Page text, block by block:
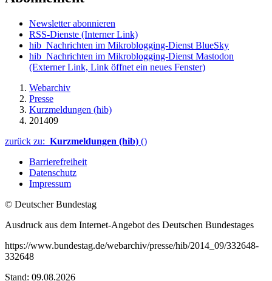
Newsletter abonnieren
RSS-Dienste (Interner Link)
hib_Nachrichten im Mikroblogging-Dienst BlueSky
hib_Nachrichten im Mikroblogging-Dienst Mastodon
(Externer Link, Link öffnet ein neues Fenster)
Webarchiv
Presse
Kurzmeldungen (hib)
201409
zurück zu: Kurzmeldungen (hib) ()
Barrierefreiheit
Datenschutz
Impressum
© Deutscher Bundestag
Ausdruck aus dem Internet-Angebot des Deutschen Bundestages
https://www.bundestag.de/webarchiv/presse/hib/2014_09/332648-
332648
Stand: 09.08.2026